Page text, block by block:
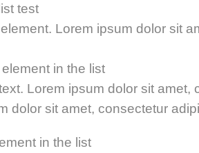
test
Lorem ipsum dolor sit
in the list
Lorem ipsum dolor sit amet,
dolor sit amet, consectetur
in the list